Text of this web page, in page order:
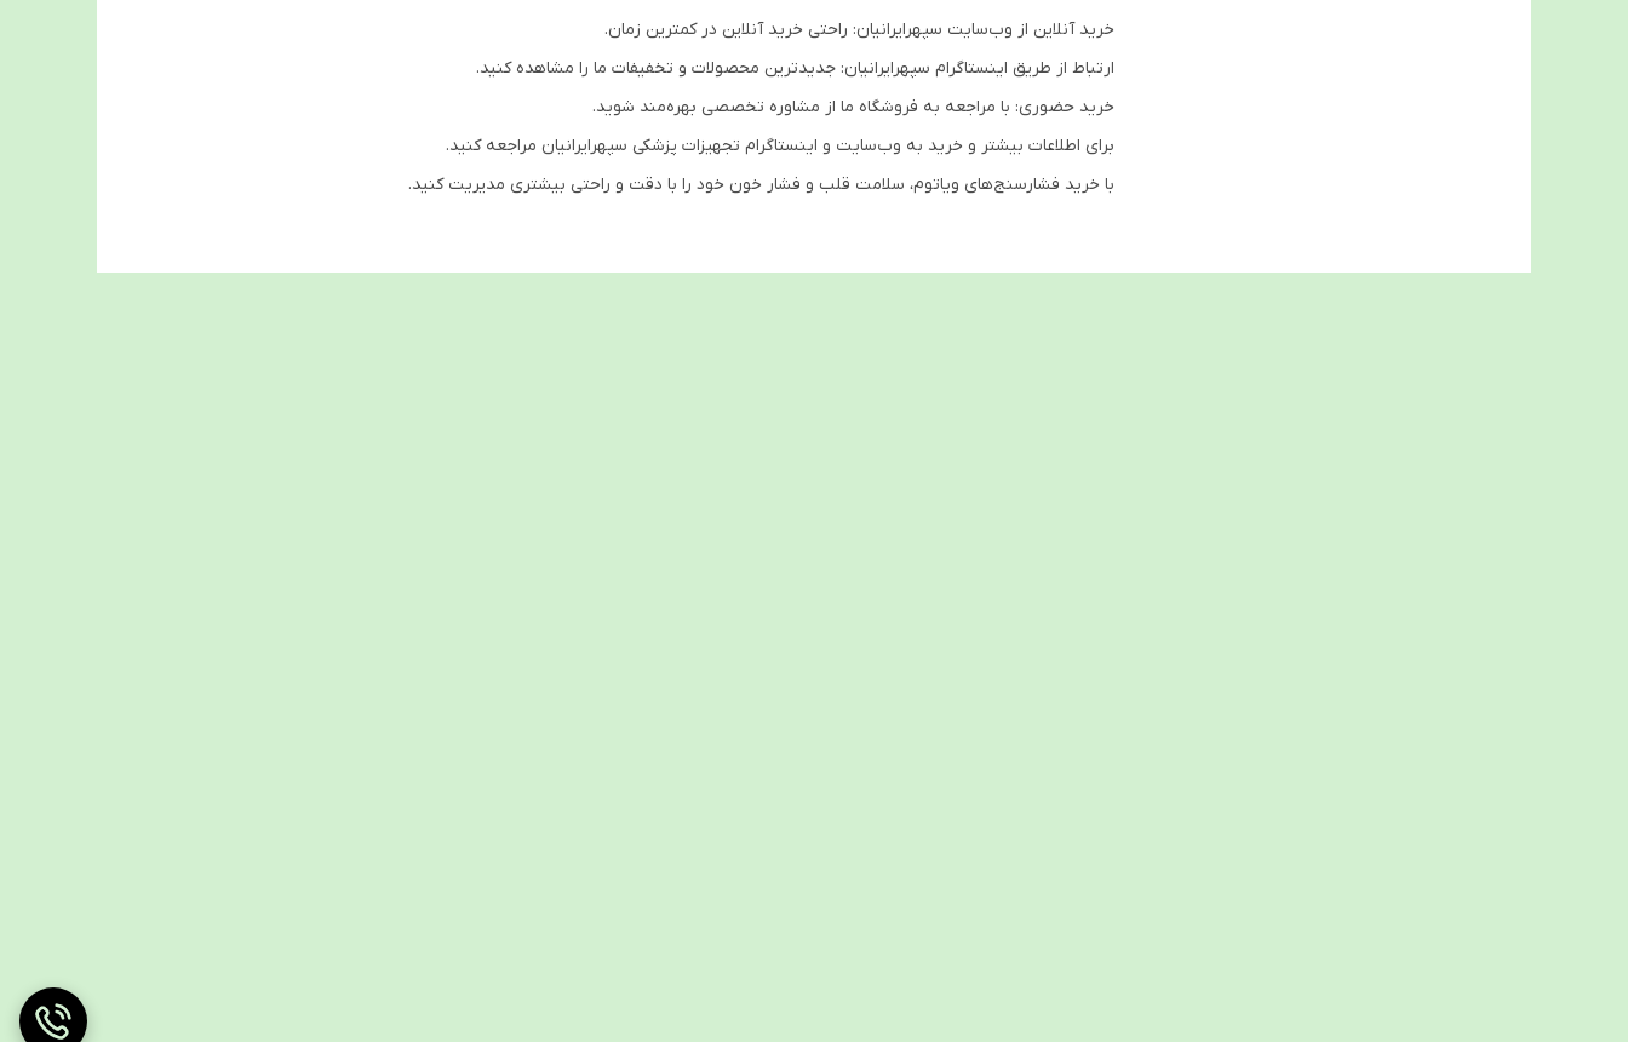
خرید آنلاین از وب‌سایت سپهرایرانیان: راحتی خرید آنلاین در کمترین زمان.
ارتباط از طریق اینستاگرام سپهرایرانیان: جدیدترین محصولات و تخفیفات ما را مشاهده کنید.
خرید حضوری: با مراجعه به فروشگاه ما از مشاوره تخصصی بهره‌مند شوید.
برای اطلاعات بیشتر و خرید به وب‌سایت و اینستاگرام تجهیزات پزشکی سپهرایرانیان مراجعه کنید.
با خرید فشارسنج‌های ویاتوم، سلامت قلب و فشار خون خود را با دقت و راحتی بیشتری مدیریت کنید.